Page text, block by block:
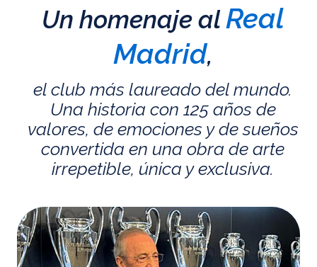
Un homenaje alReal
Madrid,
el club más laureado del mundo.
Una historia con 125 años de
valores, de emociones y de sueños
convertida en una obra de arte
irrepetible, única y exclusiva.